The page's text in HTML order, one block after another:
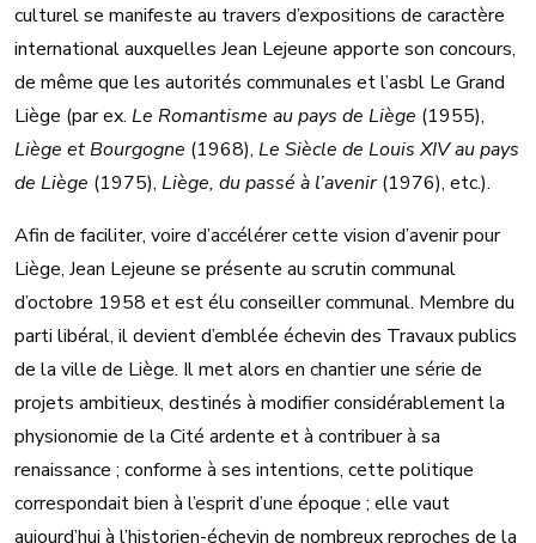
culturel se manifeste au travers d’expositions de caractère
international auxquelles Jean Lejeune apporte son concours,
de même que les autorités communales et l’asbl Le Grand
Liège (par ex. Le Romantisme au pays de Liège (1955),
Liège et Bourgogne (1968), Le Siècle de Louis XIV au pays
de Liège (1975), Liège, du passé à l’avenir (1976), etc.).
Afin de faciliter, voire d’accélérer cette vision d’avenir pour
Liège, Jean Lejeune se présente au scrutin communal
d’octobre 1958 et est élu conseiller communal. Membre du
parti libéral, il devient d’emblée échevin des Travaux publics
de la ville de Liège. Il met alors en chantier une série de
projets ambitieux, destinés à modifier considérablement la
physionomie de la Cité ardente et à contribuer à sa
renaissance ; conforme à ses intentions, cette politique
correspondait bien à l’esprit d’une époque ; elle vaut
aujourd’hui à l’historien-échevin de nombreux reproches de la